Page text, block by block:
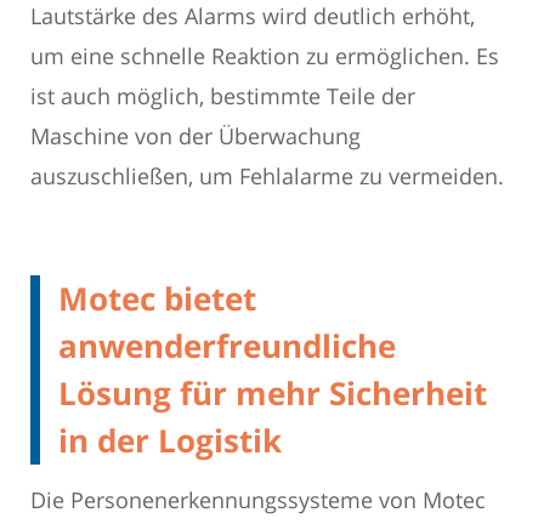
Lautstärke des Alarms wird deutlich erhöht,
um eine schnelle Reaktion zu ermöglichen. Es
ist auch möglich, bestimmte Teile der
Maschine von der Überwachung
auszuschließen, um Fehlalarme zu vermeiden.
Motec bietet
anwenderfreundliche
Lösung für mehr Sicherheit
in der Logistik
Die Personenerkennungssysteme von Motec